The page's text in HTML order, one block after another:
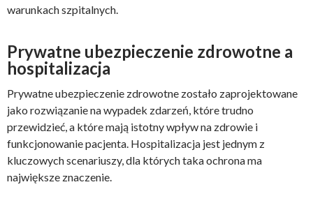
warunkach szpitalnych.
Prywatne ubezpieczenie zdrowotne a
hospitalizacja
Prywatne ubezpieczenie zdrowotne zostało zaprojektowane
jako rozwiązanie na wypadek zdarzeń, które trudno
przewidzieć, a które mają istotny wpływ na zdrowie i
funkcjonowanie pacjenta. Hospitalizacja jest jednym z
kluczowych scenariuszy, dla których taka ochrona ma
największe znaczenie.